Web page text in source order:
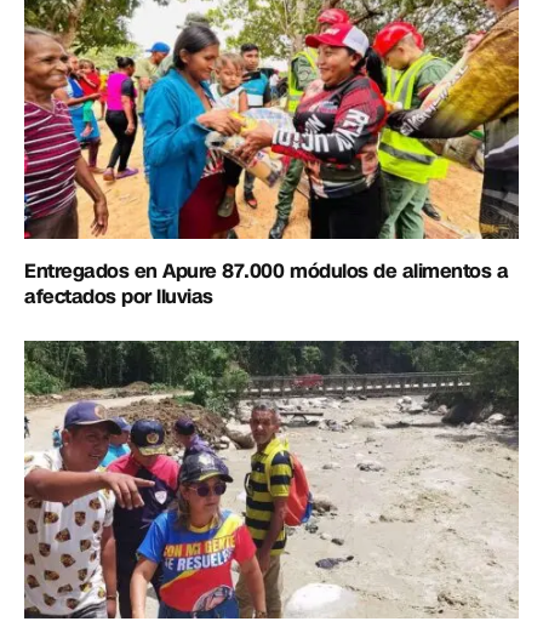
Entregados en Apure 87.000 módulos de alimentos a
afectados por lluvias